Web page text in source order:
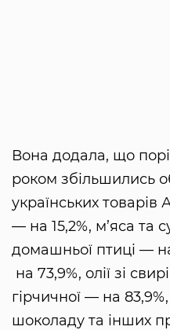
Вона додала, що
роком збільшились
українських товарів
— на 15,2%, м’яса та
домашньої птиці —
на 73,9%, олії зі
гірчичної — на
шоколаду та інших